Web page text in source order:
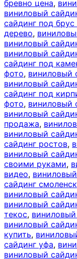
бревно цена,
виниловый
сайдинг под брус
дерево,
виниловый
виниловый
сайдинг под
фото, виниловый
виниловый
сайдинг под
фото, виниловый
виниловый
продажа,
виниловый
сайдинг ростов,
виниловый
своими руками,
видео,
сайдинг смоленск
виниловый
виниловый
текос,
виниловый
купить,
сайдинг уфа,
виниловый